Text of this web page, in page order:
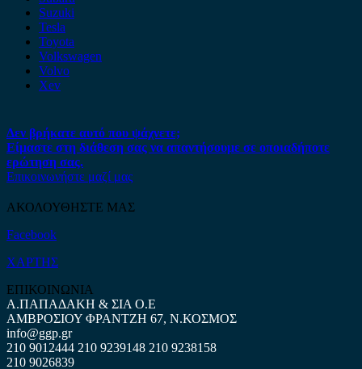
Suzuki
Tesla
Toyota
Volkswagen
Volvo
Xev
Δεν βρήκατε αυτό που ψάχνετε;
Είμαστε στη διάθεση σας να απαντήσουμε σε οποιαδήποτε
ερώτηση σας.
Επικοινωνήστε μαζί μας
ΑΚΟΛΟΥΘΗΣΤΕ ΜΑΣ
Facebook
ΧΑΡΤΗΣ
ΕΠΙΚΟΙΝΩΝΙΑ
Α.ΠΑΠΑΔΑΚΗ & ΣΙΑ Ο.Ε
ΑΜΒΡΟΣΙΟΥ ΦΡΑΝΤΖΗ 67, Ν.ΚΟΣΜΟΣ
info@ggp.gr
210 9012444 210 9239148 210 9238158
210 9026839